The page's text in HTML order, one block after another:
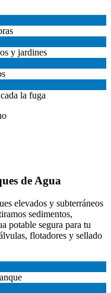
y jardines
la fuga
de Agua
elevados y subterráneos
sedimentos,
potable segura para tu
flotadores y sellado